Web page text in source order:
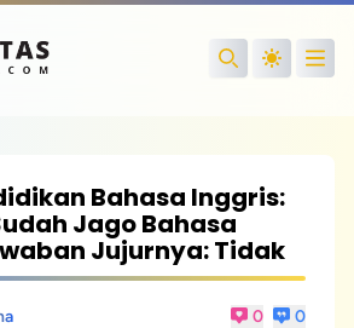
Search
Bahasa Inggris:
Jago Bahasa
Jujurnya: Tidak
0 0